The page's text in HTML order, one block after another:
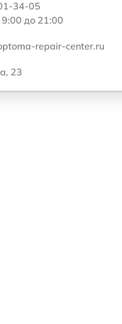
34-05
до 21:00
repair-center.ru
23